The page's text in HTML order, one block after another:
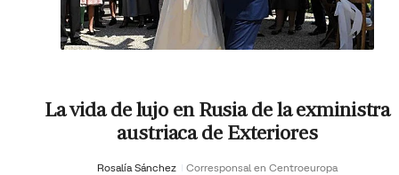
La vida de lujo en Rusia de la exministra
austriaca de Exteriores
Rosalía Sánchez Corresponsal en Centroeuropa